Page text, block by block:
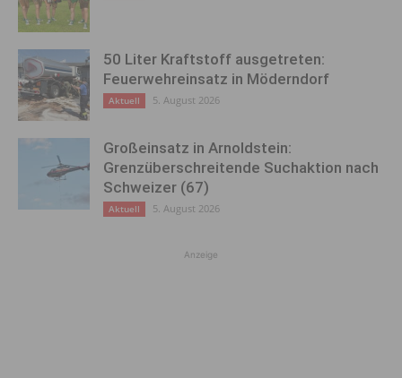
50 Liter Kraftstoff ausgetreten:
Feuerwehreinsatz in Möderndorf
Aktuell 5. August 2026
Großeinsatz in Arnoldstein:
Grenzüberschreitende Suchaktion nach
Schweizer (67)
Aktuell 5. August 2026
Anzeige